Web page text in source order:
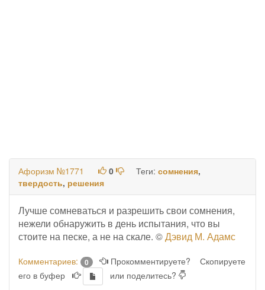
Афоризм №1771 0 Теги: сомнения,
твердость, решения
Лучше сомневаться и разрешить свои сомнения,
нежели обнаружить в день испытания, что вы
стоите на песке, а не на скале. ©Дэвид М. Адамс
Комментариев: 0 Прокомментируете?
Скопируете
его в буфер
или поделитесь?